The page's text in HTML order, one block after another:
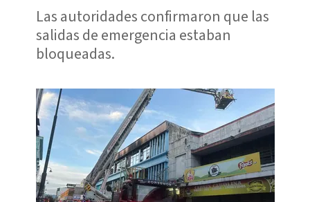
Las autoridades confirmaron que las
salidas de emergencia estaban
bloqueadas.